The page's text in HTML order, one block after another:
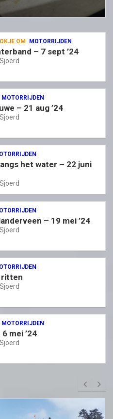
OM MOTORRIJDEN
– 7 sept ’24
Sjoerd
MOTORRIJDEN
– 21 aug ’24
Sjoerd
het water – 22 juni
Sjoerd
– 19 mei ’24
Sjoerd
ritten
Sjoerd
MOTORRIJDEN
mei ’24
Sjoerd